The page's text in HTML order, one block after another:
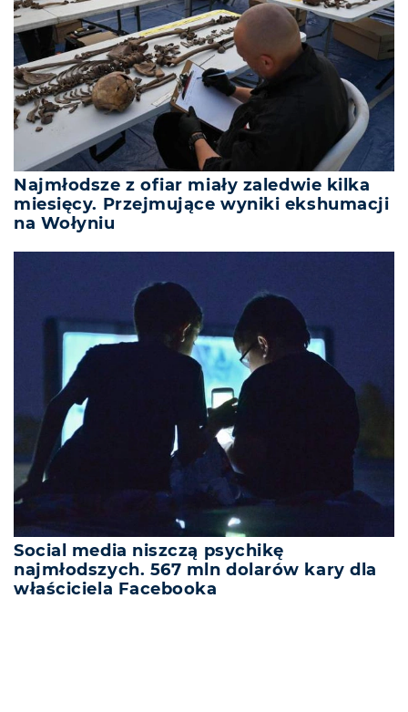
Najmłodsze z ofiar miały zaledwie kilka
miesięcy. Przejmujące wyniki ekshumacji
na Wołyniu
Social media niszczą psychikę
najmłodszych. 567 mln dolarów kary dla
właściciela Facebooka